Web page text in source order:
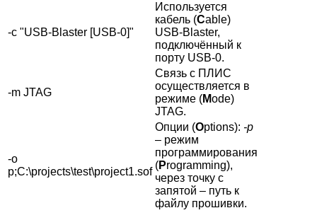
-c "USB-Blaster [USB-0]"
Иcпользуется
кабель (Cable)
USB-Blaster,
подключённый к
порту USB-0.
-m JTAG
Связь с ПЛИС
осуществляется в
режиме (Mode)
JTAG.
-o
p;C:\projects\test\project1.sof
Опции (Options): -p
– режим
программирования
(Programming),
через точку с
запятой – путь к
файлу прошивки.